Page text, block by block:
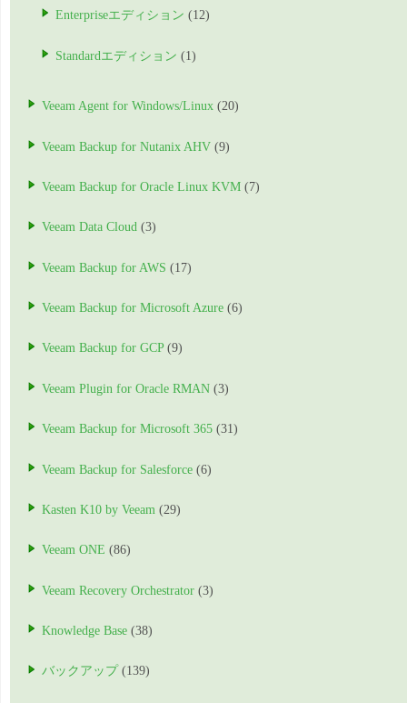
Enterpriseエディション (12)
Standardエディション (1)
Veeam Agent for Windows/Linux (20)
Veeam Backup for Nutanix AHV (9)
Veeam Backup for Oracle Linux KVM (7)
Veeam Data Cloud (3)
Veeam Backup for AWS (17)
Veeam Backup for Microsoft Azure (6)
Veeam Backup for GCP(9)
Veeam Plugin for Oracle RMAN (3)
Veeam Backup for Microsoft 365 (31)
Veeam Backup for Salesforce (6)
Kasten K10 by Veeam (29)
Veeam ONE (86)
Veeam Recovery Orchestrator (3)
Knowledge Base (38)
バックアップ (139)